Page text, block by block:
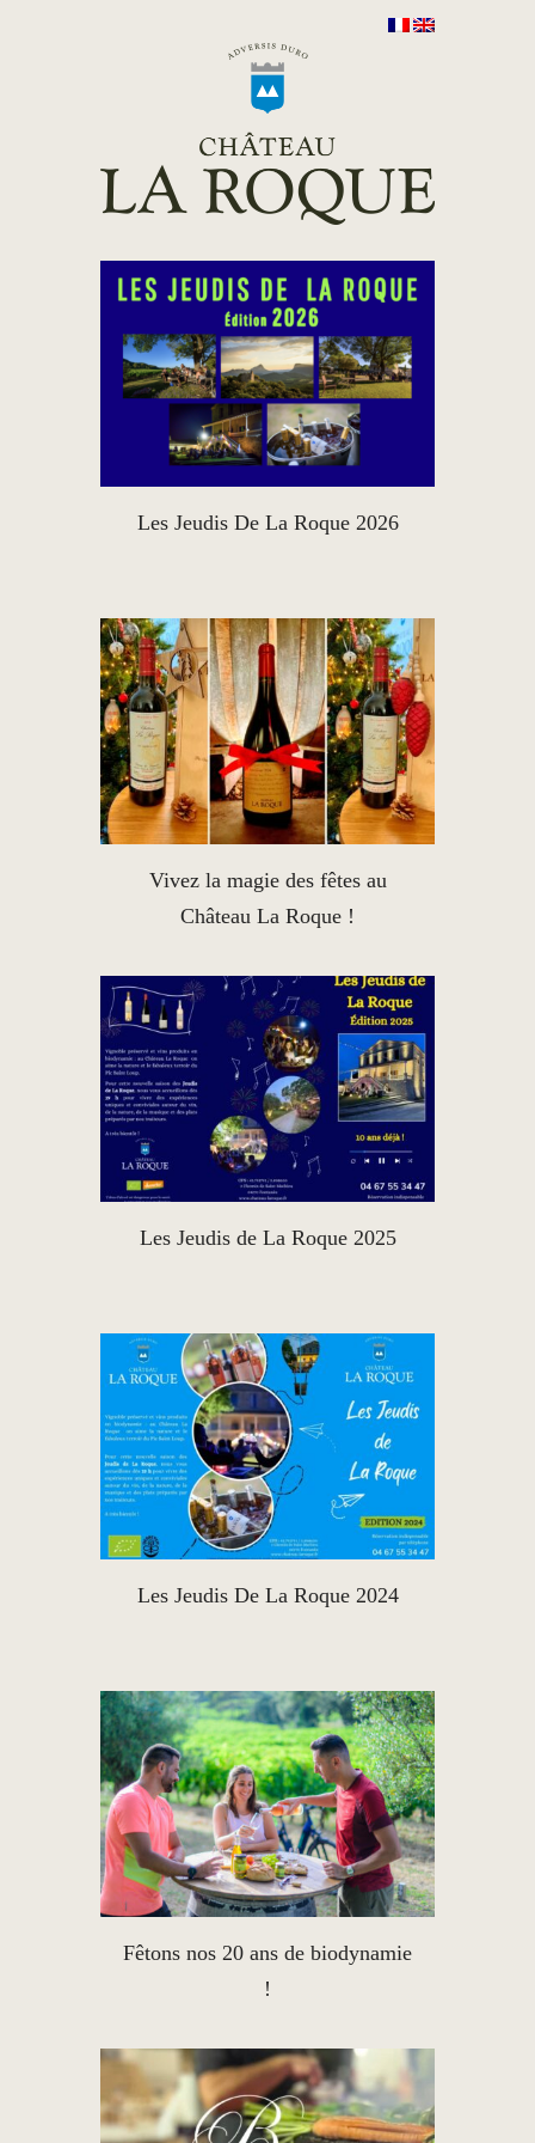
Les Jeudis De La Roque 2026
Vivez la magie des fêtes au
Château La Roque !
Les Jeudis de La Roque 2025
Les Jeudis De La Roque 2024
Fêtons nos 20 ans de biodynamie
!